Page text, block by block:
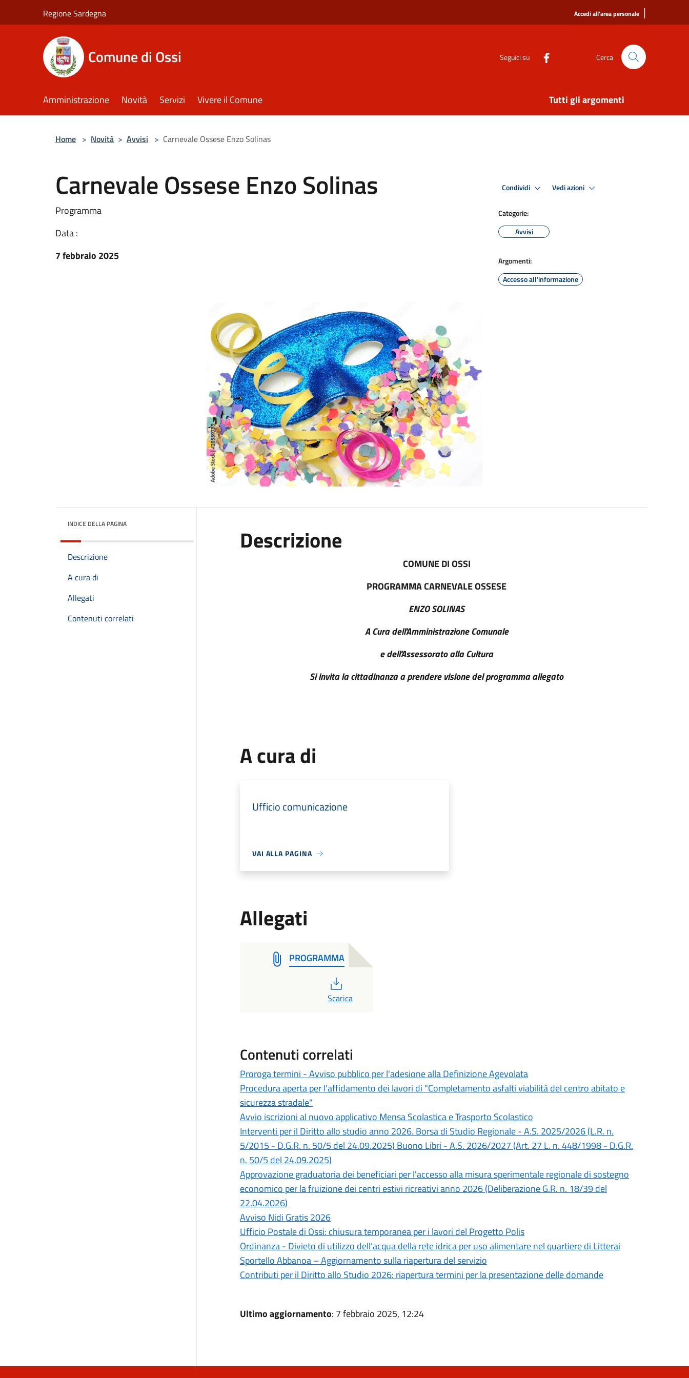
Regione Sardegna Accedi all'area personale |
Comune di Ossi Seguici su Cerca
Amministrazione Novità Servizi Vivere il Comune Tutti gli argomenti
Home > Novità > Avvisi > Carnevale Ossese Enzo Solinas
Carnevale Ossese Enzo Solinas
Programma
Data :
7 febbraio 2025
Condividi Vedi azioni
Categorie:
Avvisi
Argomenti:
Accesso all'informazione
INDICE DELLA PAGINA
Descrizione
A cura di
Allegati
Contenuti correlati
Descrizione
COMUNE DI OSSI
PROGRAMMA CARNEVALE OSSESE
ENZO SOLINAS
A Cura dell'Amministrazione Comunale
e dell'Assessorato alla Cultura
Si invita la cittadinanza a prendere visione del programma allegato
A cura di
Ufficio comunicazione
VAI ALLA PAGINA
Allegati
PROGRAMMA
PDF
Scarica
Contenuti correlati
Proroga termini - Avviso pubblico per l'adesione alla Definizione Agevolata
Procedura aperta per l'affidamento dei lavori di "Completamento asfalti viabilità del centro abitato e
sicurezza stradale"
Avvio iscrizioni al nuovo applicativo Mensa Scolastica e Trasporto Scolastico
Interventi per il Diritto allo studio anno 2026. Borsa di Studio Regionale - A.S. 2025/2026 (L.R. n.
5/2015 - D.G.R. n. 50/5 del 24.09.2025) Buono Libri - A.S. 2026/2027 (Art. 27 L. n. 448/1998 - D.G.R.
n. 50/5 del 24.09.2025)
Approvazione graduatoria dei beneficiari per l'accesso alla misura sperimentale regionale di sostegno
economico per la fruizione dei centri estivi ricreativi anno 2026 (Deliberazione G.R. n. 18/39 del
22.04.2026)
Avviso Nidi Gratis 2026
Ufficio Postale di Ossi: chiusura temporanea per i lavori del Progetto Polis
Ordinanza - Divieto di utilizzo dell’acqua della rete idrica per uso alimentare nel quartiere di Litterai
Sportello Abbanoa – Aggiornamento sulla riapertura del servizio
Contributi per il Diritto allo Studio 2026: riapertura termini per la presentazione delle domande
Ultimo aggiornamento: 7 febbraio 2025, 12:24